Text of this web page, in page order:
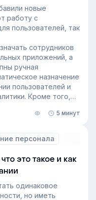
новые
работу с
пользователей, так
сотрудников
приложений, а
ручная
назначение
пользователей и
Кроме того,
«Проводник».
5 минут
персонала
это такое и как
одинаковое
но иметь